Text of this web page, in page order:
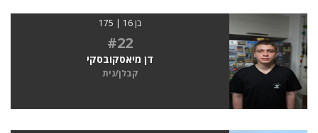
בן 16 | 175
#22
דן מיאסקובסקי
קבלן/נית